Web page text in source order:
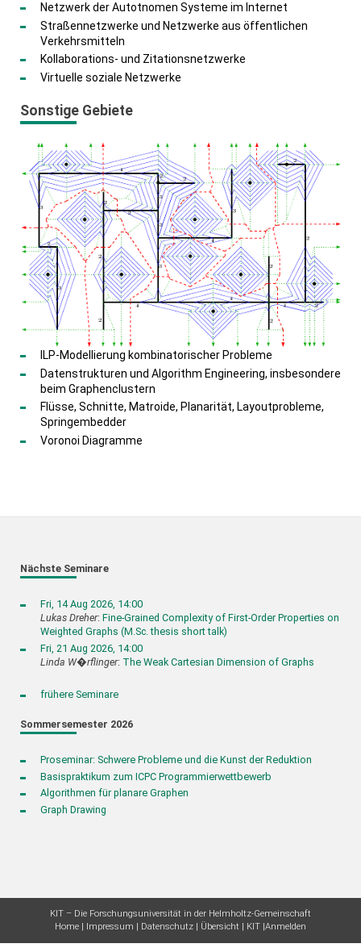
Netzwerk der Autotnomen Systeme im Internet
Straßennetzwerke und Netzwerke aus öffentlichen
Verkehrsmitteln
Kollaborations- und Zitationsnetzwerke
Virtuelle soziale Netzwerke
Sonstige Gebiete
ILP-Modellierung kombinatorischer Probleme
Datenstrukturen und Algorithm Engineering, insbesondere
beim Graphenclustern
Flüsse, Schnitte, Matroide, Planarität, Layoutprobleme,
Springembedder
Voronoi Diagramme
Nächste Seminare
Fri, 14 Aug 2026, 14:00
Lukas Dreher: Fine-Grained Complexity of First-Order Properties on
Weighted Graphs (M.Sc. thesis short talk)
Fri, 21 Aug 2026, 14:00
Linda W�rflinger: The Weak Cartesian Dimension of Graphs
frühere Seminare
Sommersemester 2026
Proseminar: Schwere Probleme und die Kunst der Reduktion
Basispraktikum zum ICPC Programmierwettbewerb
Algorithmen für planare Graphen
Graph Drawing
KIT – Die Forschungsuniversität in der Helmholtz-Gemeinschaft
Home
Impressum Datenschutz Übersicht KIT Anmelden